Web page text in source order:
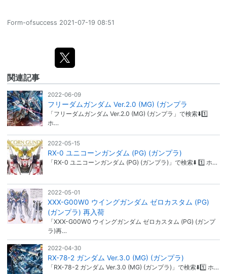
Form-ofsuccess 2021-07-19 08:51
関連記事
2022-06-09
フリーダムガンダム Ver.2.0 (MG) (ガンプラ
「フリーダムガンダム Ver.2.0 (MG) (ガンプラ」で検索⬇️1️⃣
ホ…
2022-05-15
RX-0 ユニコーンガンダム (PG) (ガンプラ)
「RX-0 ユニコーンガンダム (PG) (ガンプラ)」で検索⬇️ 1️⃣ ホ…
2022-05-01
XXX-G00W0 ウイングガンダム ゼロカスタム (PG)
(ガンプラ) 再入荷
「XXX-G00W0 ウイングガンダム ゼロカスタム (PG) (ガンプ
ラ)再…
2022-04-30
RX-78-2 ガンダム Ver.3.0 (MG) (ガンプラ)
「RX-78-2 ガンダム Ver.3.0 (MG) (ガンプラ)」で検索⬇️1️⃣ ホ…